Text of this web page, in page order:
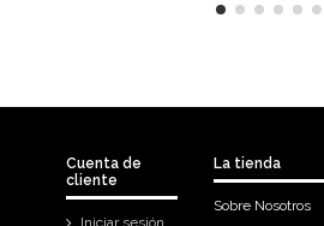
Cuenta de
cliente
Iniciar sesión
La tienda
Sobre Nosotros